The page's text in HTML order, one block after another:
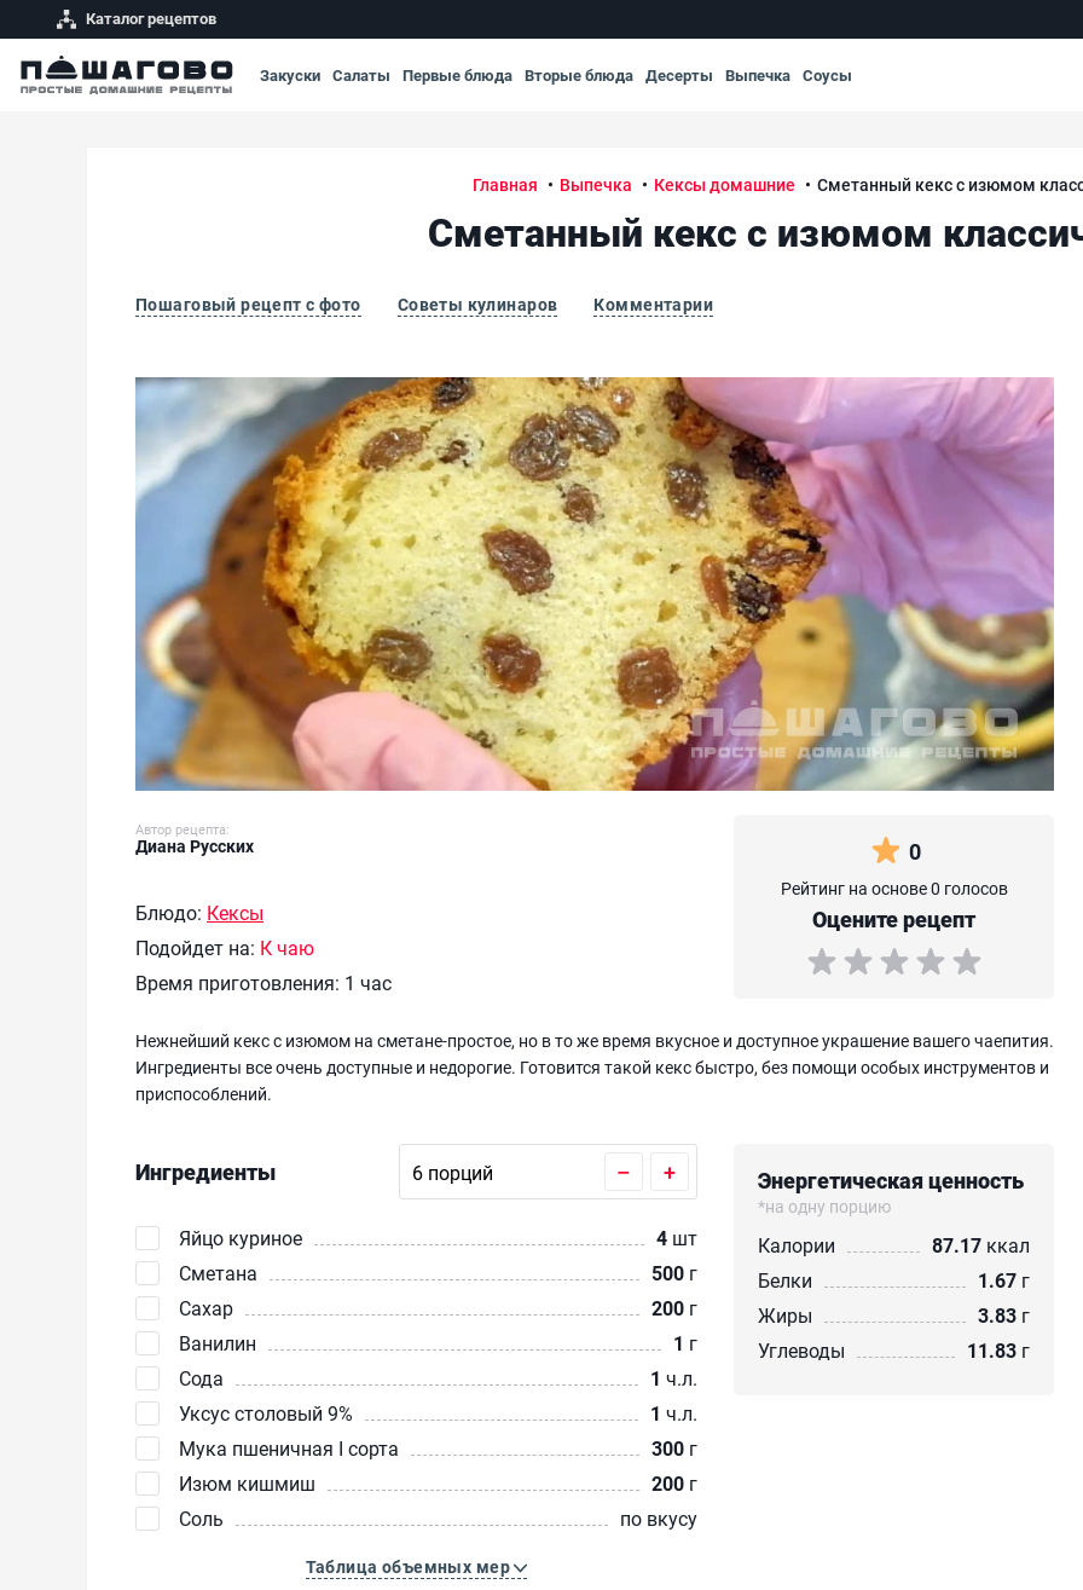
Каталог рецептов
Закуски Салаты Первые блюда Вторые блюда Десерты Выпечка Соусы
Главная Выпечка Кексы домашние Сметанный кекс с изюмом
Сметанный кекс с изюмом
Пошаговый рецепт с фото Советы кулинаров Комментарии
Сметанный кекс с изюмом классический
Автор рецепта:
Диана Русских
Блюдо: Кексы
Подойдет на: К чаю
Время приготовления: 1 час
0
Рейтинг на основе 0 голосов
Оцените рецепт
Нежнейший кекс с изюмом на сметане-простое, но в то же время вкусное и доступное украшение вашего чаепития.
Ингредиенты все очень доступные и недорогие. Готовится такой кекс быстро, без помощи особых инструментов и
приспособлений.
Ингредиенты – +
Яйцо куриное 4 шт
Сметана
500 г
Сахар
200 г
Ванилин
1 г
Сода
1 ч.л.
Уксус столовый 9%
1 ч.л.
Мука пшеничная I сорта
300 г
Изюм кишмиш
200 г
Соль
по вкусу
Таблица объемных мер
Энергетическая ценность
*на одну порцию
Калории 87.17 ккал
Белки
1.67 г
Жиры
3.83 г
Углеводы
11.83 г